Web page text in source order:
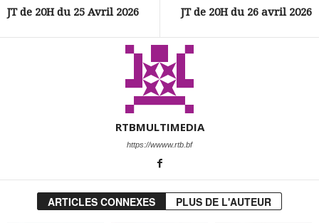
JT de 20H du 25 Avril 2026 JT de 20H du 26 avril 2026
RTBMULTIMEDIA
https://wwww.rtb.bf
ARTICLES CONNEXES PLUS DE L'AUTEUR